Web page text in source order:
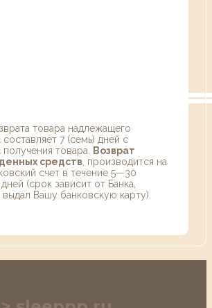
товара надлежащего
составляет 7 (семь) дней с
товара.
Возврат
средств , производится на
счет в течение 5—30
(срок зависит от Банка,
Вашу банковскую карту).